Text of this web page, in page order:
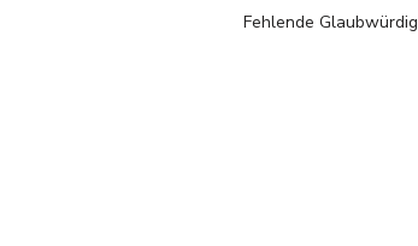
Fehlende